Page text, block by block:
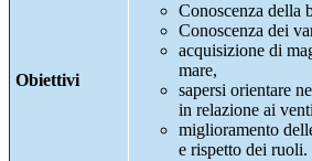
Obiettivi
Conoscenza della
Conoscenza dei
acquisizione di
mare,
sapersi orientare
in relazione ai
miglioramento
e rispetto dei ruoli.